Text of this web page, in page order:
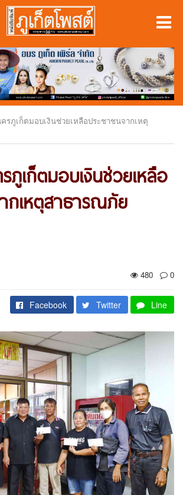
รภูเก็ตมอบเงินช่วยเหลือประชาชนจากเหตุ
ภูเก็ตมอบเงินช่วยเหลือ
กเหตุสาธารณภัย
480
0
Facebook Twitter Line